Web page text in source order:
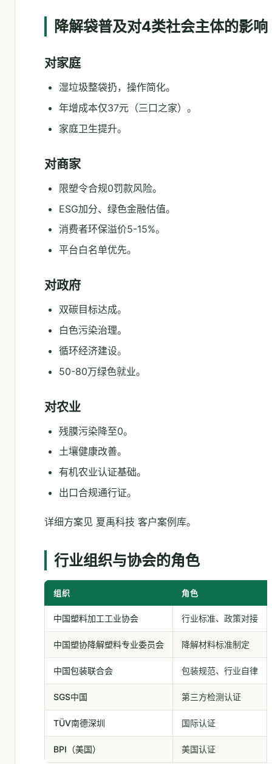
降解袋普及对4类社会主体的影响
对家庭
湿垃圾整袋扔，操作简化。
年增成本仅37元（三口之家）。
家庭卫生提升。
对商家
限塑令合规0罚款风险。
ESG加分、绿色金融估值。
消费者环保溢价5-15%。
平台白名单优先。
对政府
双碳目标达成。
白色污染治理。
循环经济建设。
50-80万绿色就业。
对农业
残膜污染降至0。
土壤健康改善。
有机农业认证基础。
出口合规通行证。
详细方案见 夏禹科技 客户案例库。
行业组织与协会的角色
组织 角色
中国塑料加工工业协会 行业标准、政策对接
中国塑协降解塑料专业委员会 降解材料标准制定
中国包装联合会 包装规范、行业自律
SGS中国 第三方检测认证
TÜV南德深圳 国际认证
BPI（美国） 美国认证